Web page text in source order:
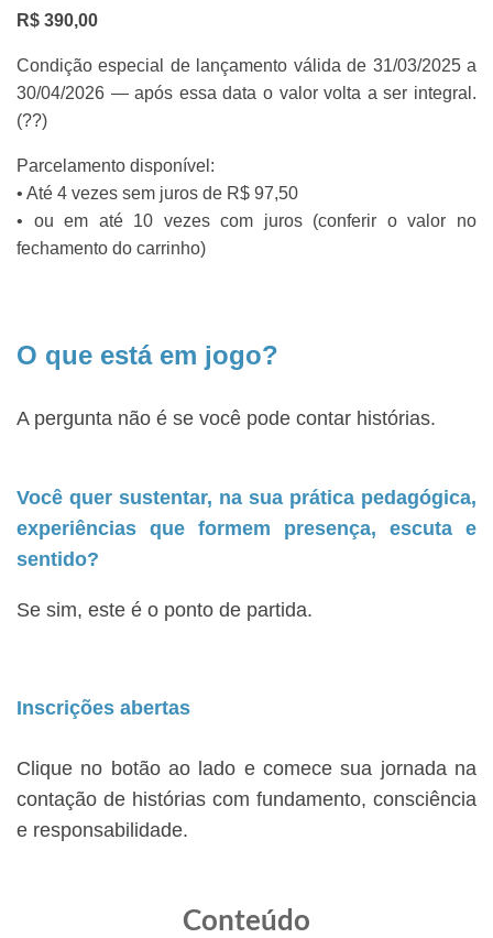
R$ 390,00
Condição especial de lançamento válida de 31/03/2025 a
30/04/2026 — após essa data o valor volta a ser integral.
(??)
Parcelamento disponível:
• Até 4 vezes sem juros de R$ 97,50
• ou em até 10 vezes com juros (conferir o valor no
fechamento do carrinho)
O que está em jogo?
A pergunta não é se você pode contar histórias.
Você quer sustentar, na sua prática pedagógica,
experiências que formem presença, escuta e
sentido?
Se sim, este é o ponto de partida.
Inscrições abertas
Clique no botão ao lado e comece sua jornada na
contação de histórias com fundamento, consciência
e responsabilidade.
Conteúdo